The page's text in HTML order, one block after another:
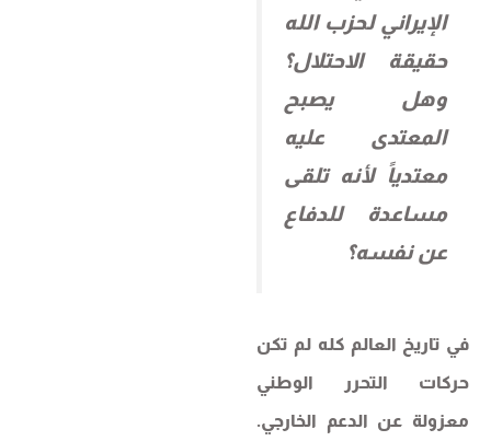
الإيراني لحزب الله
حقيقة الاحتلال؟
وهل يصبح
المعتدى عليه
معتدياً لأنه تلقى
مساعدة للدفاع
عن نفسه؟
في تاريخ العالم كله لم تكن
حركات التحرر الوطني
معزولة عن الدعم الخارجي.